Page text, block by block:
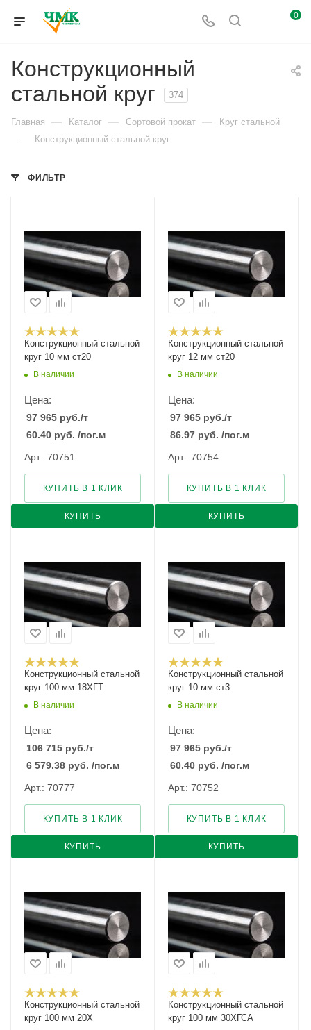
0
Конструкционный
стальной круг
374
Главная — Каталог — Сортовой прокат — Круг стальной
— Конструкционный стальной круг
ФИЛЬТР
Конструкционный стальной
круг 10 мм ст20
В наличии
Цена:
97 965 руб./т
60.40 руб. /пог.м
Арт.: 70751
КУПИТЬ
КУПИТЬ В 1 КЛИК
Конструкционный стальной
круг 12 мм ст20
В наличии
Цена:
97 965 руб./т
86.97 руб. /пог.м
Арт.: 70754
КУПИТЬ
КУПИТЬ В 1 КЛИК
Конструкционный стальной
круг 100 мм 18ХГТ
В наличии
Цена:
106 715 руб./т
6 579.38 руб. /пог.м
Арт.: 70777
КУПИТЬ
КУПИТЬ В 1 КЛИК
Конструкционный стальной
круг 10 мм ст3
В наличии
Цена:
97 965 руб./т
60.40 руб. /пог.м
Арт.: 70752
КУПИТЬ
КУПИТЬ В 1 КЛИК
Конструкционный стальной
круг 100 мм 20Х
Конструкционный стальной
круг 100 мм 30ХГСА